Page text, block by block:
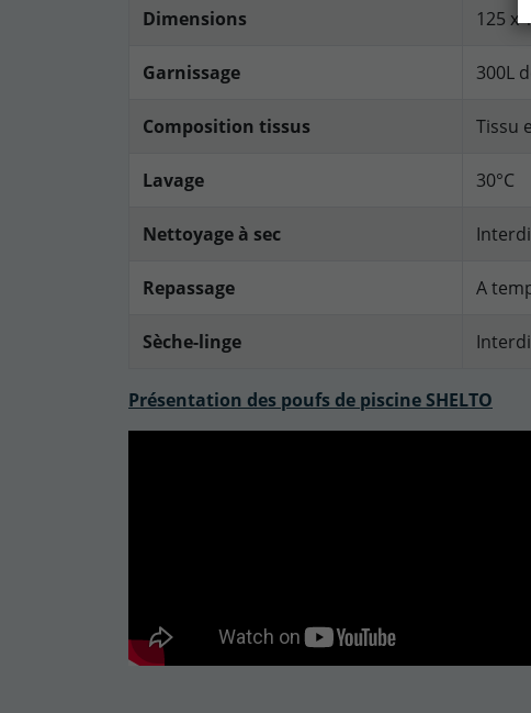
Dimensions 125 x
Garnissage 300L
Composition tissus Tissu
Lavage 30°C
Nettoyage à sec
Repassage A
Sèche-linge
Présentation des poufs de piscine SHELTO